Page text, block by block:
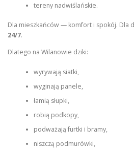
tereny nadwiślańskie.
Dla mieszkańców — komfort i spokój. Dla
24/7.
Dlatego na Wilanowie dziki:
wyrywają siatki,
wyginają panele,
łamią słupki,
robią podkopy,
podważają furtki i bramy,
niszczą podmurówki,